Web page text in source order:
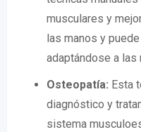
musculares y
las manos y
adaptándose a
Osteopatía: Esta
diagnóstico y
sistema